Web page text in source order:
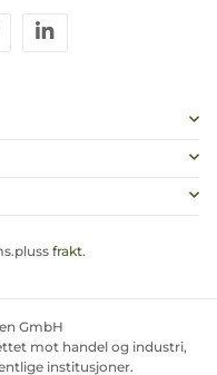
tiktok
frakt.
GmbH
mot handel og industri,
institusjoner.